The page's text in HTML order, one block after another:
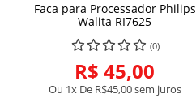
COMPRAR
Faca para Processador Philips
Walita RI7625
(0)
R$ 45,00
Ou 1x De R$45,00sem juros